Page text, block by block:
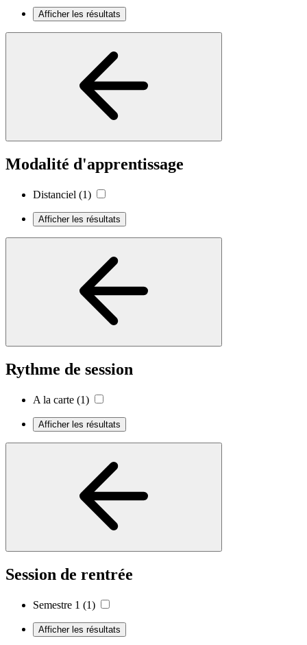
Afficher les résultats
Modalité d'apprentissage
Distanciel (1)
Afficher les résultats
Rythme de session
A la carte (1)
Afficher les résultats
Session de rentrée
Semestre 1 (1)
Afficher les résultats